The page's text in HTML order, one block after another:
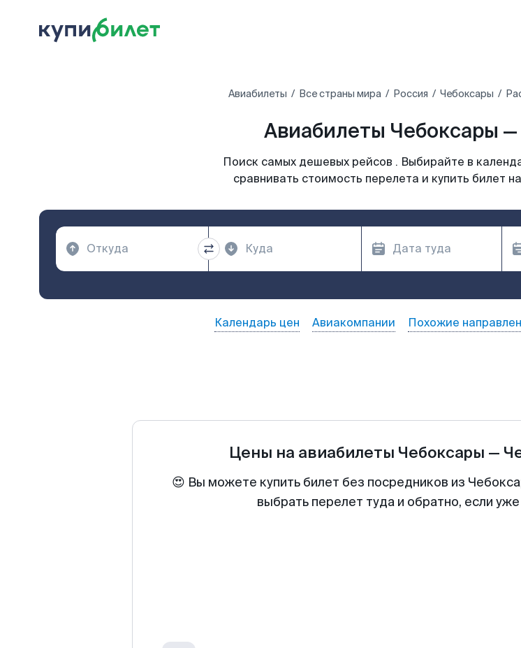
Авиабилеты Все страны мира Россия Чебоксары
Авиабилеты Чебоксары —
Поиск самых дешевых рейсов . Выбирайте в
сравнивать стоимость перелета и купить билет
Календарь цен Авиакомпании Похожие
Цены на авиабилеты Чебоксары —
😍 Вы можете купить билет без посредников из
выбрать перелет туда и обратно, если